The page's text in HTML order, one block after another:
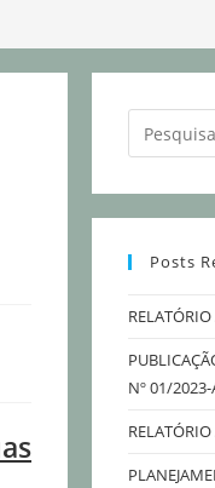
Posts
Nº 01/